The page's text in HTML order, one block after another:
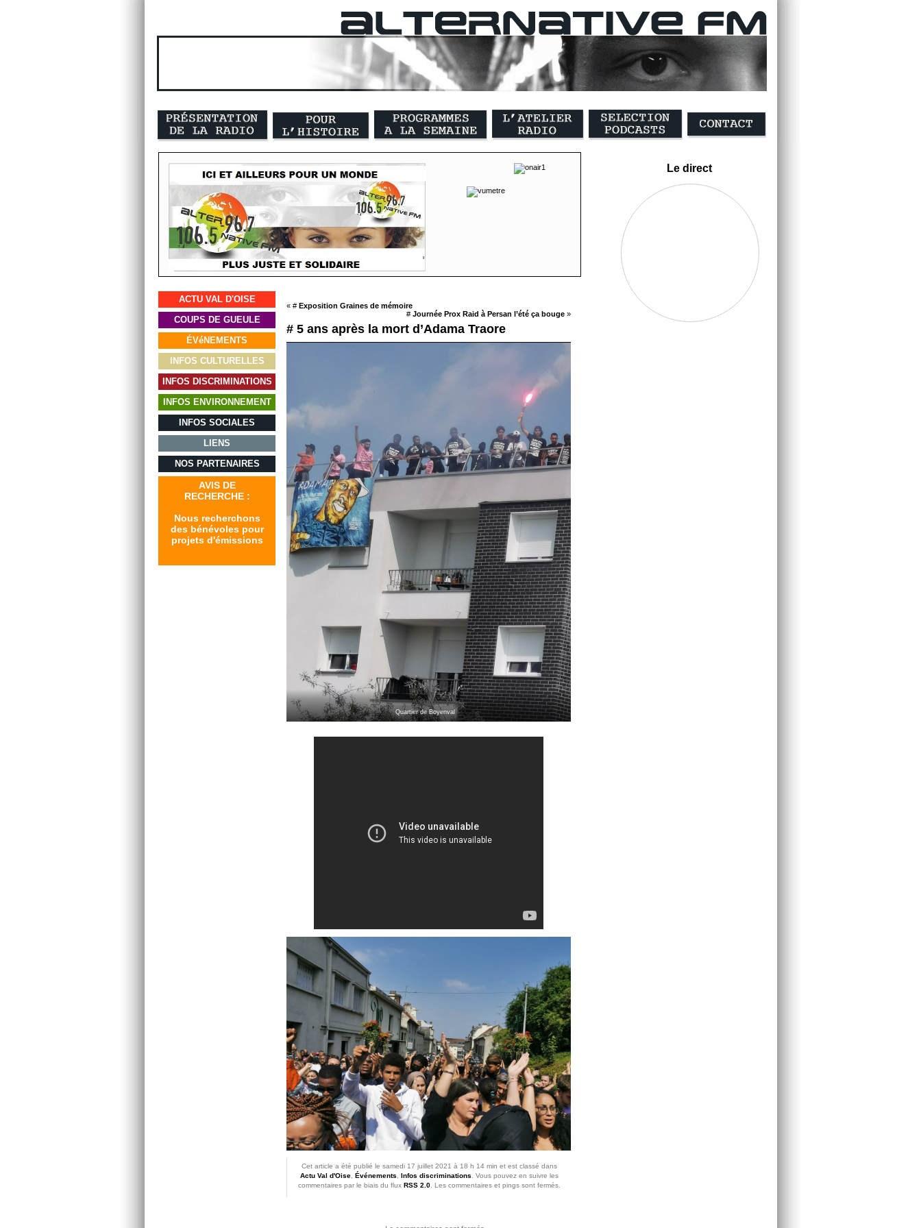
Le direct
ACTU VAL D'OISE
COUPS DE GUEULE
ÉVéNEMENTS
INFOS CULTURELLES
INFOS DISCRIMINATIONS
INFOS ENVIRONNEMENT
INFOS SOCIALES
LIENS
NOS PARTENAIRES
AVIS DE
RECHERCHE :
Nous recherchons
des bénévoles pour
projets d'émissions
« # Exposition Graines de mémoire
# Journée Prox Raid à Persan l’été ça bouge »
# 5 ans après la mort d’Adama Traore
Quartier de Boyenval
Cet article a été publié le samedi 17 juillet 2021 à 18 h 14 min et est classé dans
Actu Val d'Oise, Événements Infos discriminations . Vous pouvez en suivre les
commentaires par le biais du flux RSS 2.0. Les commentaires et pings sont fermés.